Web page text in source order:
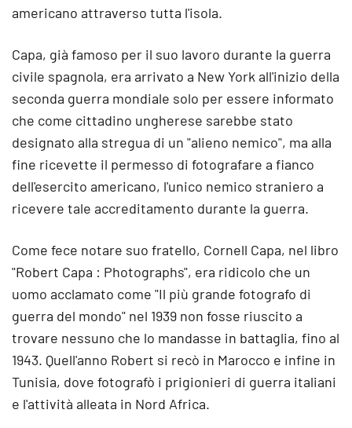
americano attraverso tutta l'isola.
Capa, già famoso per il suo lavoro durante la guerra
civile spagnola, era arrivato a New York all'inizio della
seconda guerra mondiale solo per essere informato
che come cittadino ungherese sarebbe stato
designato alla stregua di un "alieno nemico", ma alla
fine ricevette il permesso di fotografare a fianco
dell'esercito americano, l'unico nemico straniero a
ricevere tale accreditamento durante la guerra.
Come fece notare suo fratello, Cornell Capa, nel libro
"Robert Capa : Photographs", era ridicolo che un
uomo acclamato come "Il più grande fotografo di
guerra del mondo" nel 1939 non fosse riuscito a
trovare nessuno che lo mandasse in battaglia, fino al
1943. Quell'anno Robert si recò in Marocco e infine in
Tunisia, dove fotografò i prigionieri di guerra italiani
e l'attività alleata in Nord Africa.